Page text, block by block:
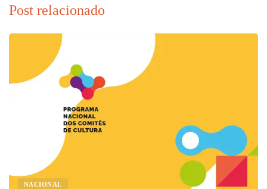
Post relacionado
NACIONAL